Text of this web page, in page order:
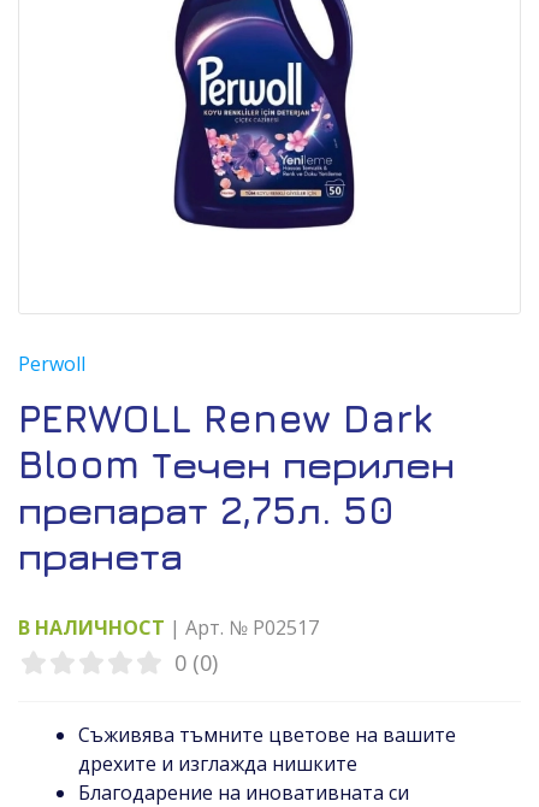
Perwoll
PERWOLL Renew Dark
Bloom Течен перилен
препарат 2,75л. 50
пранета
В НАЛИЧНОСТ | Арт. № P02517
0 (0)
Съживява тъмните цветове на вашите
дрехите и изглажда нишките
Благодарение на иновативната си